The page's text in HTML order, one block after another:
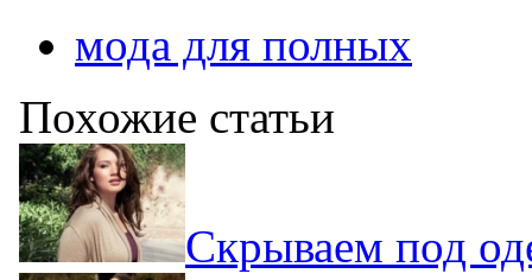
мода для полных
Похожие статьи
Скрываем под